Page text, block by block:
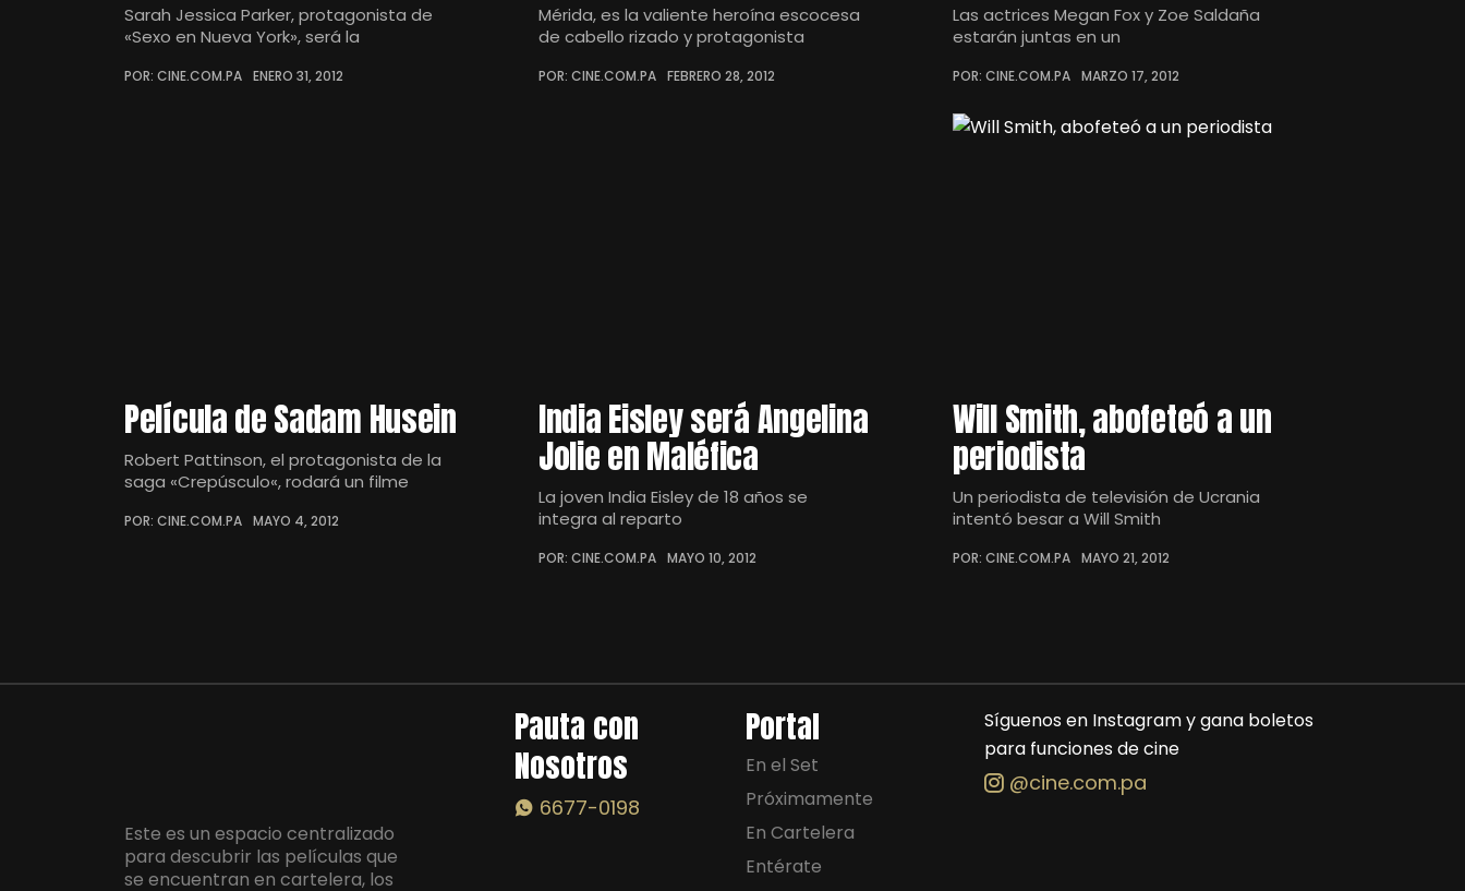
Sarah Jessica Parker, protagonista de
«Sexo en Nueva York», será la
POR: CINE.COM.PA ENERO 31, 2012
Mérida, es la valiente heroína escocesa
de cabello rizado y protagonista
POR: CINE.COM.PA FEBRERO 28, 2012
Las actrices Megan Fox y Zoe Saldaña
estarán juntas en un
POR: CINE.COM.PA MARZO 17, 2012
Película de Sadam Husein
Robert Pattinson, el protagonista de la
saga «Crepúsculo«, rodará un filme
POR: CINE.COM.PA MAYO 4, 2012
India Eisley será Angelina
Jolie en Maléfica
La joven India Eisley de 18 años se
integra al reparto
POR: CINE.COM.PA MAYO 10, 2012
Will Smith, abofeteó a un
periodista
Un periodista de televisión de Ucrania
intentó besar a Will Smith
POR: CINE.COM.PA MAYO 21, 2012
Este es un espacio centralizado
para descubrir las películas que
se encuentran en cartelera, los
Pauta con
Nosotros
6677-0198
Portal
En el Set
Próximamente
En Cartelera
Entérate
Síguenos en Instagram y gana boletos
para funciones de cine
@cine.com.pa